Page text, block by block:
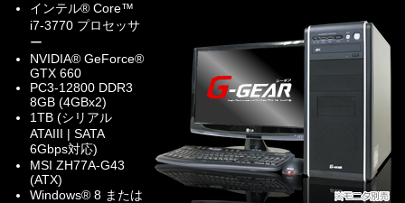
インテル® Core™
i7-3770 プロセッサ
ー
NVIDIA® GeForce®
GTX 660
PC3-12800 DDR3
8GB (4GBx2)
1TB (シリアル
ATAIII | SATA
6Gbps対応)
MSI ZH77A-G43
(ATX)
Windows® 8 または